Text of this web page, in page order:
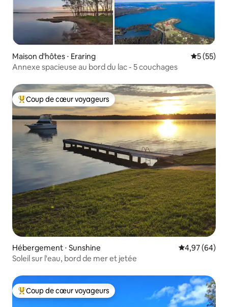
Maison d'hôtes ⋅ Eraring
5 (55)
Annexe spacieuse au bord du lac - 5 couchages
Coups de cœur voyageurs les plus appréciés
Coup de cœur voyageurs
Hébergement ⋅ Sunshine Évaluation
4,97 (64)
Soleil sur l'eau, bord de mer et jetée
Coups de cœur voyageurs les plus appréciés
Coup de cœur voyageurs